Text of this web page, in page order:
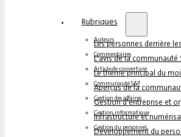
Rubriques
Auteurs
Les personnes derrière
Commentaires
L'avis de la communauté
Article de couverture
Le thème principal du
Communauté SAP
Aperçus de la
Gestion des affaires
Gestion d'entreprise et
Gestion informatique
Infrastructure et
Gestion du personnel
Développement du